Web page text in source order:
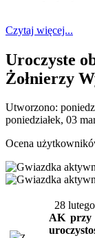
Czytaj więcej...
Uroczyste
Żołnierzy
Utworzono:
poniedziałek, 03
Ocena
28
AK przy